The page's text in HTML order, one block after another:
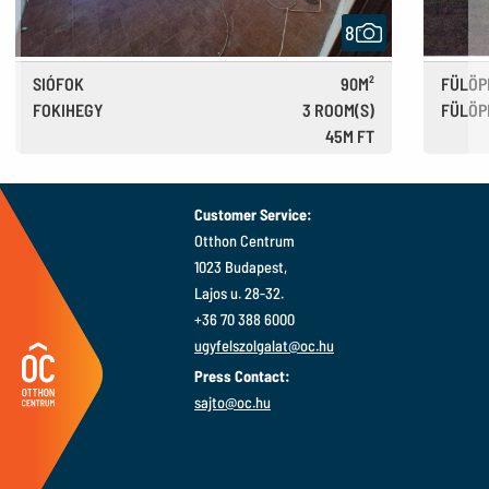
8
SIÓFOK
90M²
FOKIHEGY
3 ROOM(S)
45M FT
Customer Service:
Otthon Centrum
1023 Budapest,
Lajos u. 28-32.
+36 70 388 6000
ugyfelszolgalat@oc.hu
Press Contact:
sajto@oc.hu